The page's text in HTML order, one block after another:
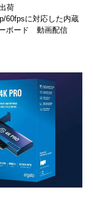
荷
60fpsに対応した内蔵
ボード 動画配信